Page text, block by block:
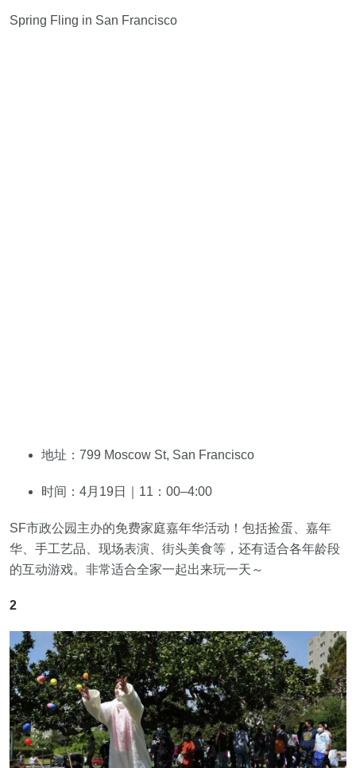
Spring Fling in San Francisco
地址：799 Moscow St, San Francisco
时间：4月19日｜11：00–4:00
SF市政公园主办的免费家庭嘉年华活动！包括捡蛋、嘉年
华、手工艺品、现场表演、街头美食等，还有适合各年龄段
的互动游戏。非常适合全家一起出来玩一天～
2